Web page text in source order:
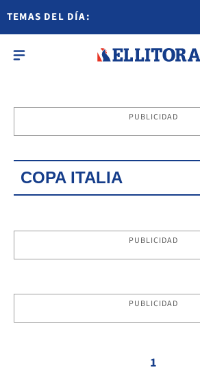
TEMAS DEL DÍA:
PUBLICIDAD
COPA ITALIA
PUBLICIDAD
PUBLICIDAD
1